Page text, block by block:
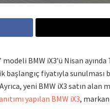
BMW iX3’ü Nisan ayında
başlangıç fiyatıyla sunulması
yeni BMW iX3 satın alan
yapılan BMW iX3,